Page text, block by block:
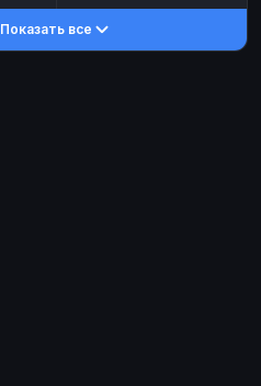
Показать все